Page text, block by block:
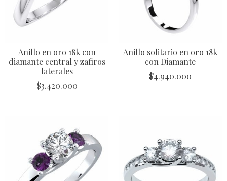
Anillo en oro 18k con
diamante central y zafiros
laterales
$3.420.000
Anillo solitario en oro 18k
con Diamante
$4.940.000